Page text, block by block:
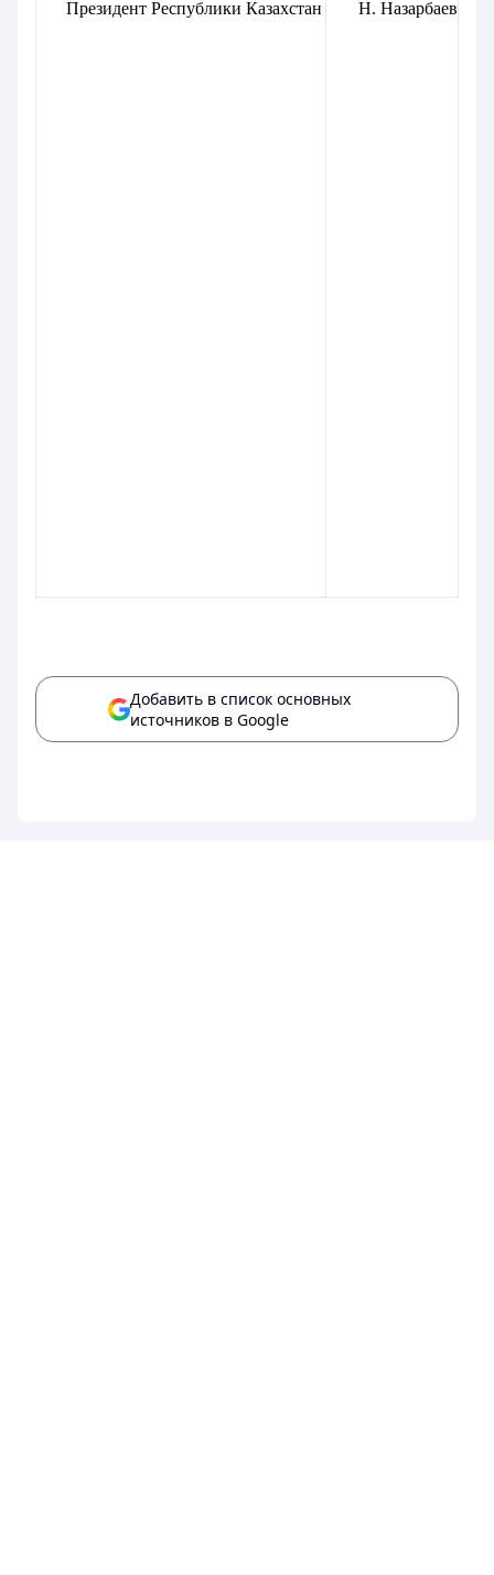
Президент Республики Казахстан Н. Назарбаев
Добавить в список основных
источников в Google